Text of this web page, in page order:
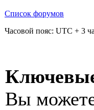
Список форумов
Часовой пояс: UTC + 3
Вы